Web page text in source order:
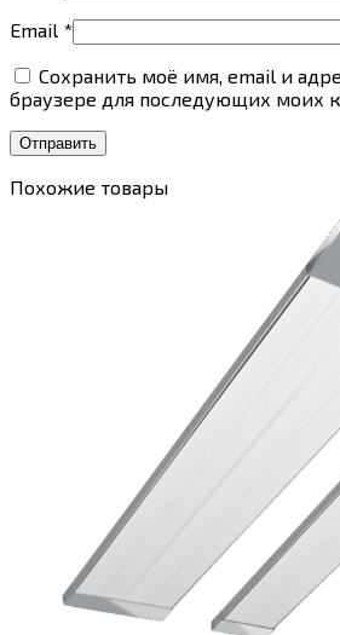
Email *
Сохранить моё имя, email и
браузере для последующих моих
Похожие товары